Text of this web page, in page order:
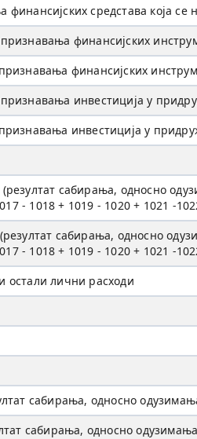
средстава која
финансијских
финансијских
инвестиција у
инвестиција у
сабирања, односно
- 1018 + 1019 - 1020 + 1021 -
сабирања, односно
- 1018 + 1019 - 1020 + 1021 -
остали лични расходи
сабирања, односно
сабирања, односно одузимања